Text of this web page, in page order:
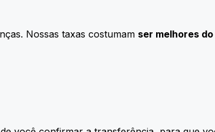
Nossas taxas costumam ser melhores